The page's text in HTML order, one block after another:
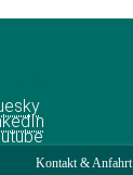
Kontakt & Anfahrt